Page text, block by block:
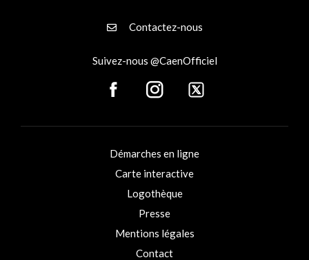
Contactez-nous
Suivez-nous @CaenOfficiel
Démarches en ligne
Carte interactive
Logothèque
Presse
Mentions légales
Contact